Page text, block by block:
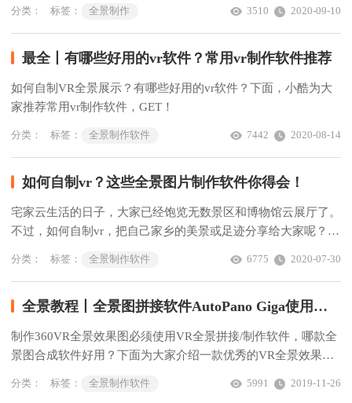
发。
分类： 标签： 全景制作 2020-09-10
3510
最全丨有哪些好用的vr软件？常用vr制作软件推荐
如何自制VR全景展示？有哪些好用的vr软件？下面，小酷为大
家推荐常用vr制作软件，GET！
分类： 标签： 全景制作软件 2020-08-14
7442
如何自制vr？这些全景图片制作软件你得会！
宅家云生活的日子，大家已经饱览无数景区和博物馆云展厅了。
不过，如何自制vr，把自己家乡的美景或足迹分享给大家呢？这
分类： 标签： 全景制作软件 2020-07-30
6775
全景教程丨全景图拼接软件AutoPano Giga使用教程
制作360VR全景效果图必须使用VR全景拼接/制作软件，哪款全
景图合成软件好用？下面为大家介绍一款优秀的VR全景效果图
分类： 标签： 全景制作软件 2019-11-26
5991